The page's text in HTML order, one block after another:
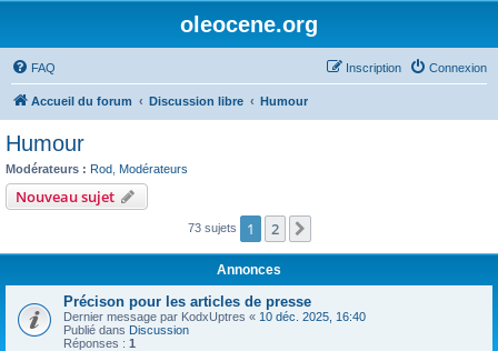
oleocene.org
FAQ Connexion
Inscription
Accueil du forum Discussion libre Humour
Humour
Modérateurs : Rod Modérateurs
Nouveau sujet
73 sujets 1 2
Annonces
Précison pour les articles de presse
Dernier message par KodxUptres « 10 déc. 2025, 16:40
Publié dans Discussion
Réponses : 1